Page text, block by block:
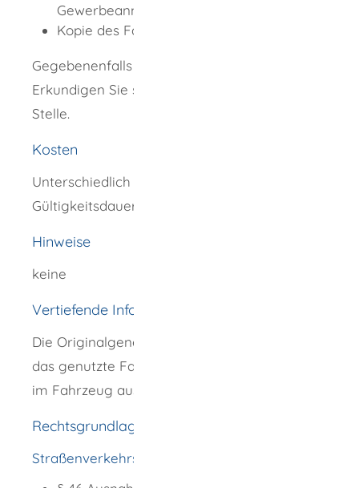
Gewerbeanmeldung
Kopie des Fahrzeugscheins
Gegebenenfalls weitere Unterlagen.
Erkundigen Sie sich bei der zuständigen
Stelle.
Kosten
Unterschiedlich je nach Zahl der Fahrzeuge,
Gültigkeitsdauer und Geltungsbereich.
Hinweise
keine
Vertiefende Informationen
Die Originalgenehmigung gilt jeweils nur für
das genutzte Fahrzeug und muss gut sichtbar
im Fahrzeug ausgelegt werden.
Rechtsgrundlage
Straßenverkehrs-Ordnung (StVO)